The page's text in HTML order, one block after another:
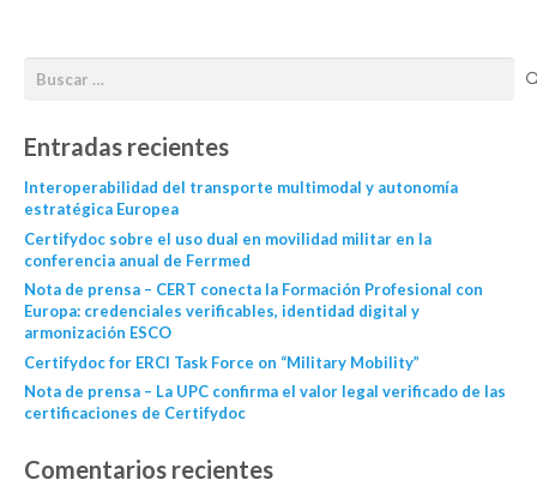
Entradas recientes
Interoperabilidad del transporte multimodal y autonomía
estratégica Europea
Certifydoc sobre el uso dual en movilidad militar en la
conferencia anual de Ferrmed
Nota de prensa – CERT conecta la Formación Profesional con
Europa: credenciales verificables, identidad digital y
armonización ESCO
Certifydoc for ERCI Task Force on “Military Mobility”
Nota de prensa – La UPC confirma el valor legal verificado de las
certificaciones de Certifydoc
Comentarios recientes